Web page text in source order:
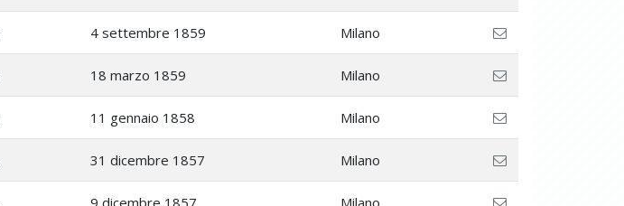
4 settembre 1859 Milano
18 marzo 1859 Milano
11 gennaio 1858 Milano
31 dicembre 1857 Milano
9 dicembre 1857 Milano